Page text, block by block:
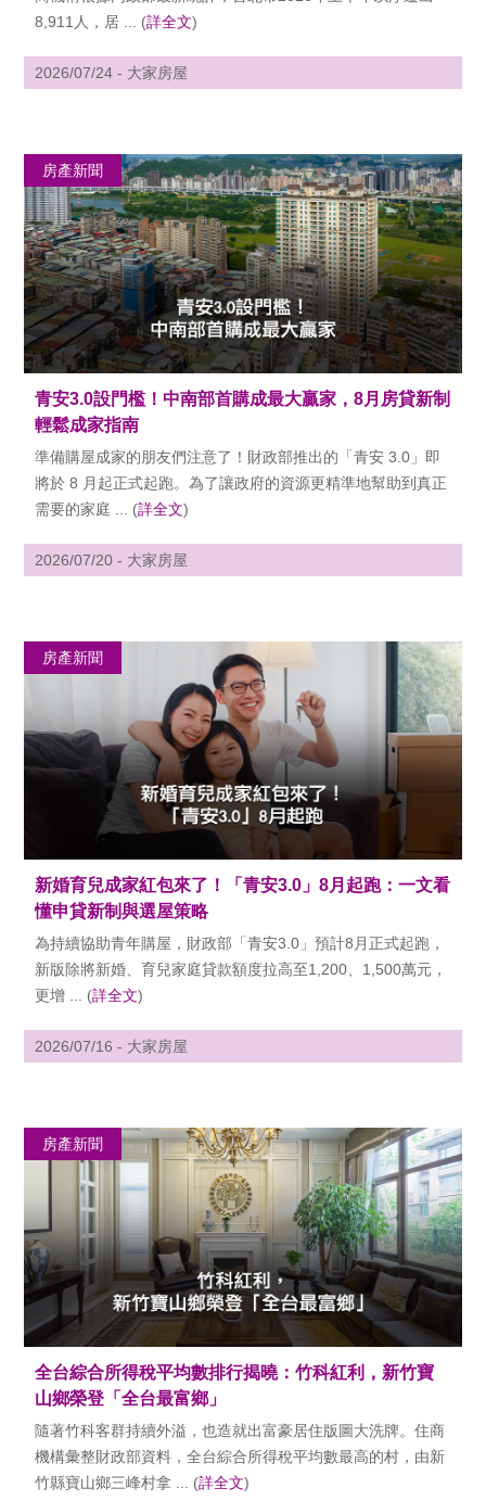
8,911人，居 ... (詳全文)
2026/07/24 - 大家房屋
房產新聞
青安3.0設門檻！中南部首購成最大贏家，8月房貸新制
輕鬆成家指南
準備購屋成家的朋友們注意了！財政部推出的「青安 3.0」即
將於 8 月起正式起跑。為了讓政府的資源更精準地幫助到真正
需要的家庭 ... (詳全文)
2026/07/20 - 大家房屋
房產新聞
新婚育兒成家紅包來了！「青安3.0」8月起跑：一文看
懂申貸新制與選屋策略
為持續協助青年購屋，財政部「青安3.0」預計8月正式起跑，
新版除將新婚、育兒家庭貸款額度拉高至1,200、1,500萬元，
更增 ... (詳全文)
2026/07/16 - 大家房屋
房產新聞
全台綜合所得稅平均數排行揭曉：竹科紅利，新竹寶
山鄉榮登「全台最富鄉」
隨著竹科客群持續外溢，也造就出富豪居住版圖大洗牌。住商
機構彙整財政部資料，全台綜合所得稅平均數最高的村，由新
竹縣寶山鄉三峰村拿 ... (詳全文)